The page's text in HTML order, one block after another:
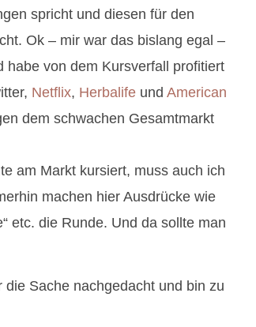
spricht und diesen für den
Ok – mir war das bislang egal –
habe von dem Kursverfall profitiert
Netflix, Herbalife und American
dem schwachen Gesamtmarkt
am Markt kursiert, muss auch ich
machen hier Ausdrücke wie
etc. die Runde. Und da sollte man
Sache nachgedacht und bin zu